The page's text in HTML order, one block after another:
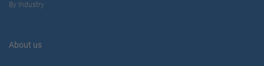
By Industry
About us